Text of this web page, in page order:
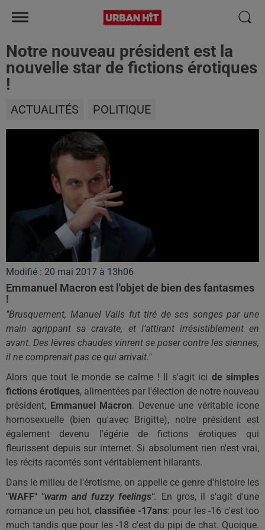
Notre nouveau président est la
nouvelle star de fictions érotiques
!
ACTUALITÉS POLITIQUE
Modifié : 20 mai 2017 à 13h06
Emmanuel Macron est l'objet de bien des fantasmes
!
"Brusquement, Manuel Valls fut tiré de ses songes par une
main agrippant sa cravate, et l’attirant irrésistiblement en
avant. Des lèvres chaudes vinrent se poser contre les siennes,
il ne comprenait pas ce qui arrivait."
Alors que tout le monde se calme ! Il s'agit ici de simples
fictions érotiques, alimentées par l'élection de notre nouveau
président, Emmanuel Macron. Devenue une véritable icone
homosexuelle (bien qu'avec Brigitte), notre président est
également devenu l'égérie de fictions érotiques qui
fleurissent depuis sur internet. Si absolument rien n'est vrai,
les récits racontés sont véritablement hilarants.
Dans le milieu de l'érotisme, on appelle ce genre d'histoire les
"WAFF" "warm and fuzzy feelings". En gros, il s'agit d'une
romance un peu hot, classifiée -17ans: pour les -16 c'est too
much tandis que pour les -18 c'est du pipi de chat. Quoique.